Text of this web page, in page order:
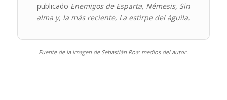
publicado Enemigos de Esparta, Némesis, Sin
alma y, la más reciente, La estirpe del águila.
Fuente de la imagen de Sebastián Roa: medios del autor.